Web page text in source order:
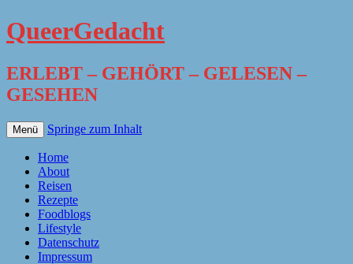
QueerGedacht
ERLEBT – GEHÖRT – GELESEN –
GESEHEN
Menü Springe zum Inhalt
Home
About
Reisen
Rezepte
Foodblogs
Lifestyle
Datenschutz
Impressum